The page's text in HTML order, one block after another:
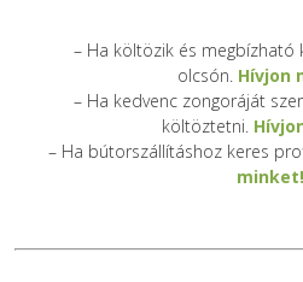
– Ha költözik és megbízható
olcsón. Hívjon
– Ha kedvenc zongoráját
költöztetni.
– Ha bútorszállításhoz keres
minket!